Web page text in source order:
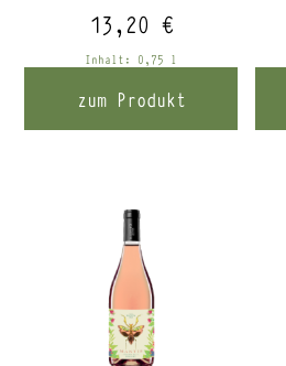
13,20 €
Inhalt: 0,75 l
zum Produkt